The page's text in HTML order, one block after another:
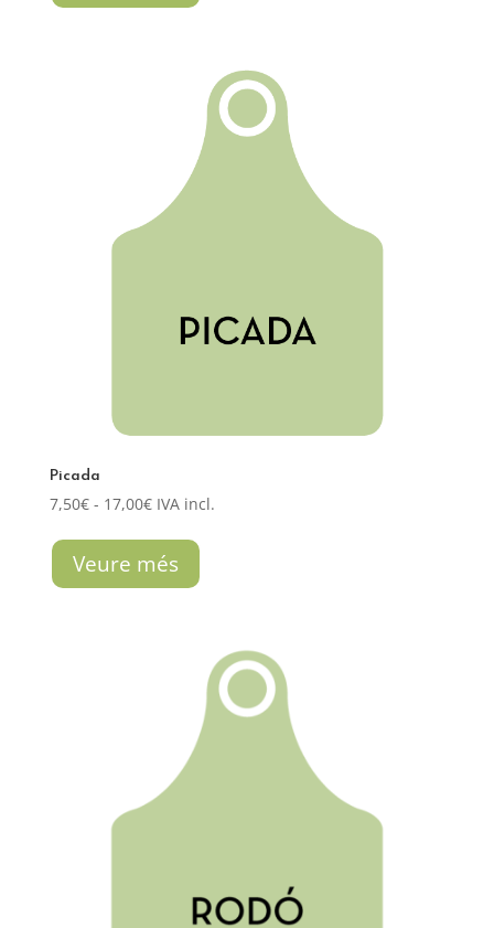
Picada
7,50€ - 17,00€Rango
precios:
IVA incl.
Veure més